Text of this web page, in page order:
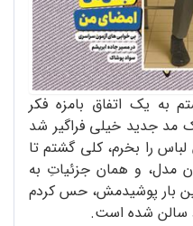
به یک اتفاق بامزه فکر
جدید خیلی فراگیر شد
را بخرم، کلی گشتم تا
مدل، و همان جزئیاتِ به
بار پوشیدمش، حس کردم
سالن شده است.